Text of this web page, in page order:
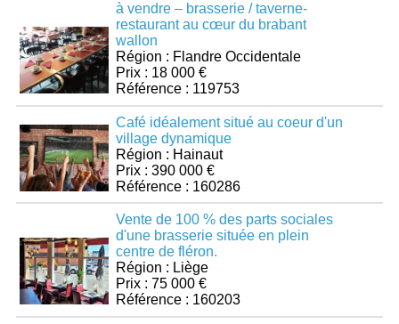
à vendre – brasserie / taverne-
restaurant au cœur du brabant
wallon
Région : Flandre Occidentale
Prix : 18 000 €
Référence : 119753
Café idéalement situé au coeur d'un
village dynamique
Région : Hainaut
Prix : 390 000 €
Référence : 160286
Vente de 100 % des parts sociales
d'une brasserie située en plein
centre de fléron.
Région : Liège
Prix : 75 000 €
Référence : 160203